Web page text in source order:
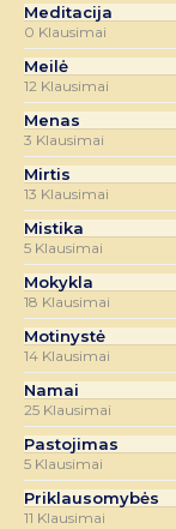
Meditacija
0 Klausimai
Meilė
12 Klausimai
Menas
3 Klausimai
Mirtis
13 Klausimai
Mistika
5 Klausimai
Mokykla
18 Klausimai
Motinystė
14 Klausimai
Namai
25 Klausimai
Pastojimas
5 Klausimai
Priklausomybės
11 Klausimai